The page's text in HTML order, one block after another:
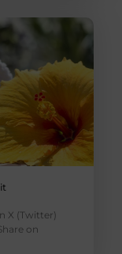
X (Twitter)
on